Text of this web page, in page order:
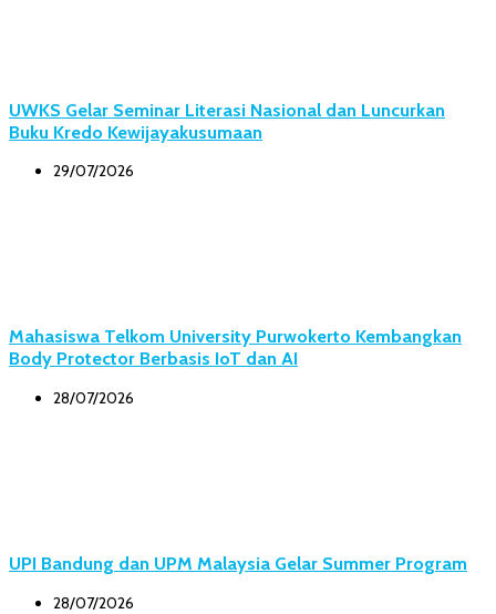
UWKS Gelar Seminar Literasi Nasional dan Luncurkan
Buku Kredo Kewijayakusumaan
29/07/2026
Mahasiswa Telkom University Purwokerto Kembangkan
Body Protector Berbasis IoT dan AI
28/07/2026
UPI Bandung dan UPM Malaysia Gelar Summer Program
28/07/2026